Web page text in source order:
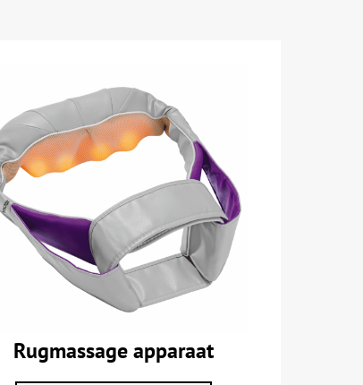
Rugmassage apparaat